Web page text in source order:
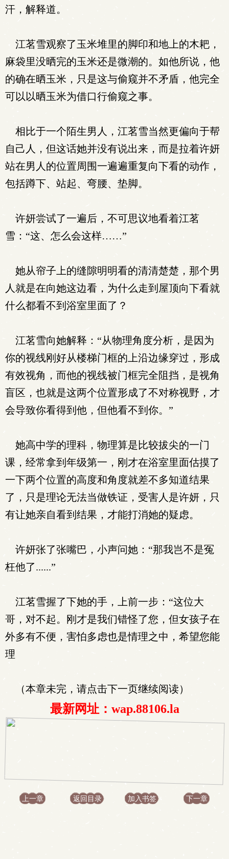
汗，解释道。
江茗雪观察了玉米堆里的脚印和地上的木耙，
麻袋里没晒完的玉米还是微潮的。如他所说，他
的确在晒玉米，只是这与偷窥并不矛盾，他完全
可以以晒玉米为借口行偷窥之事。
相比于一个陌生男人，江茗雪当然更偏向于帮
自己人，但这话她并没有说出来，而是拉着许妍
站在男人的位置周围一遍遍重复向下看的动作，
包括蹲下、站起、弯腰、垫脚。
许妍尝试了一遍后，不可思议地看着江茗
雪：“这、怎么会这样……”
她从帘子上的缝隙明明看的清清楚楚，那个男
人就是在向她这边看，为什么走到屋顶向下看就
什么都看不到浴室里面了？
江茗雪向她解释：“从物理角度分析，是因为
你的视线刚好从楼梯门框的上沿边缘穿过，形成
有效视角，而他的视线被门框完全阻挡，是视角
盲区，也就是这两个位置形成了不对称视野，才
会导致你看得到他，但他看不到你。”
她高中学的理科，物理算是比较拔尖的一门
课，经常拿到年级第一，刚才在浴室里面估摸了
一下两个位置的高度和角度就差不多知道结果
了，只是理论无法当做铁证，受害人是许妍，只
有让她亲自看到结果，才能打消她的疑虑。
许妍张了张嘴巴，小声问她：“那我岂不是冤
枉他了......”
江茗雪握了下她的手，上前一步：“这位大
哥，对不起。刚才是我们错怪了您，但女孩子在
外多有不便，害怕多虑也是情理之中，希望您能
理
（本章未完，请点击下一页继续阅读）
最新网址：wap.88106.la
上一章 返回目录 加入书签 下一章